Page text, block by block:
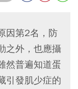
因第2名，防
之外，也應攝
然普遍知道蛋
引發肌少症的